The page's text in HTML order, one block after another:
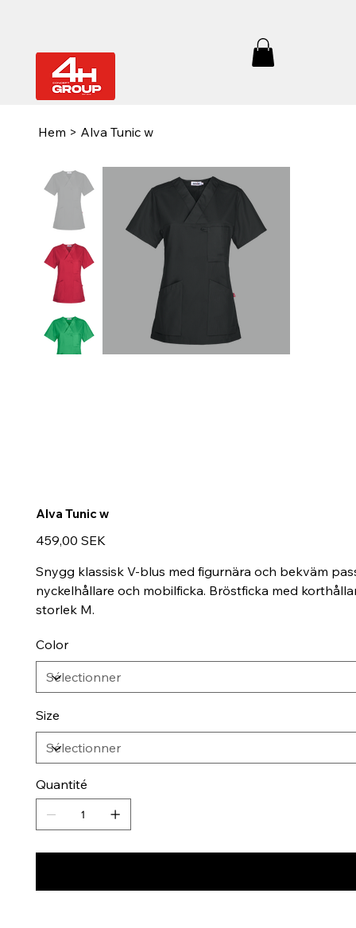
Hem > Alva Tunic w
Alva Tunic w
Prix
459,00 SEK
Snygg klassisk V-blus med figurnära och bekväm
nyckelhållare och mobilficka. Bröstficka med
storlek M.
Color
Size
Quantité